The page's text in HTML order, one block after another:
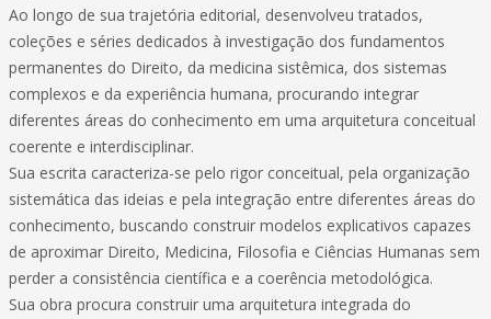
Ao longo de sua trajetória editorial, desenvolveu tratados,
coleções e séries dedicados à investigação dos fundamentos
permanentes do Direito, da medicina sistêmica, dos sistemas
complexos e da experiência humana, procurando integrar
diferentes áreas do conhecimento em uma arquitetura conceitual
coerente e interdisciplinar.
Sua escrita caracteriza-se pelo rigor conceitual, pela organização
sistemática das ideias e pela integração entre diferentes áreas do
conhecimento, buscando construir modelos explicativos capazes
de aproximar Direito, Medicina, Filosofia e Ciências Humanas sem
perder a consistência científica e a coerência metodológica.
Sua obra procura construir uma arquitetura integrada do